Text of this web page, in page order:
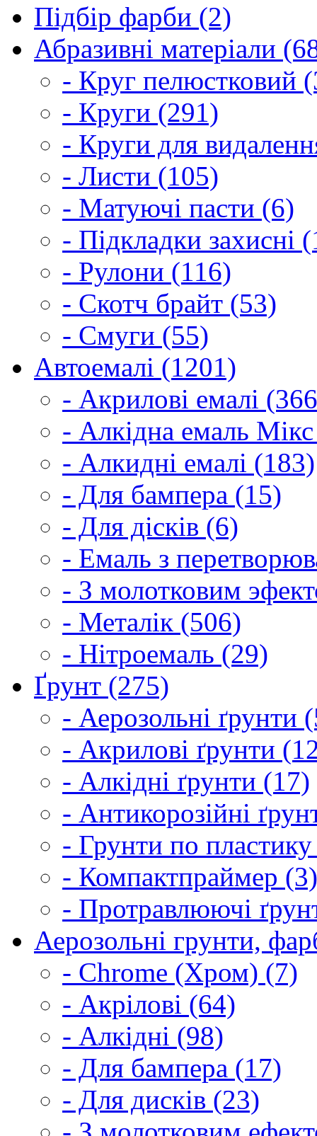
Підбір фарби (2)
Абразивні матеріали
- Круг пелюстковий
- Круги (291)
- Круги для
- Листи (105)
- Матуючі пасти (6)
- Підкладки захисні
- Рулони (116)
- Скотч брайт (53)
- Смуги (55)
Автоемалі (1201)
- Акрилові емалі
- Алкідна емаль
- Алкидні емалі (183)
- Для бампера (15)
- Для дісків (6)
- Емаль з
- З молотковим
- Металік (506)
- Нітроемаль (29)
Ґрунт (275)
- Аерозольні ґрунти
- Акрилові ґрунти
- Алкідні ґрунти (17)
- Антикорозійні
- Грунти по
- Компактпраймер (3)
- Протравлюючі
Аерозольні грунти,
- Chrome (Хром) (7)
- Акрілові (64)
- Алкідні (98)
- Для бампера (17)
- Для дисків (23)